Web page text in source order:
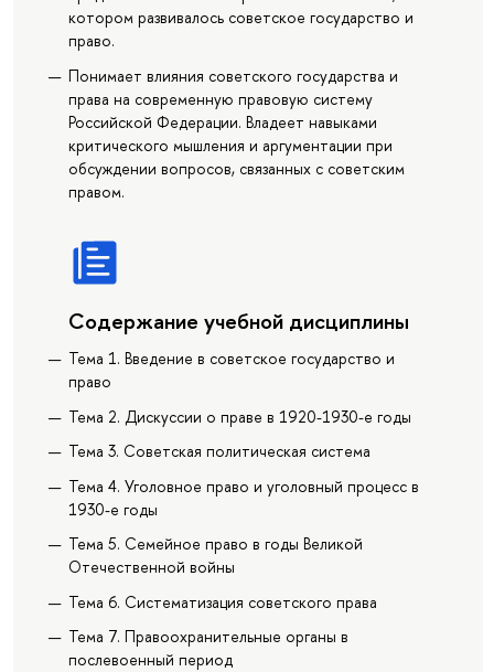
котором развивалось советское государство и
право.
Понимает влияния советского государства и
права на современную правовую систему
Российской Федерации. Владеет навыками
критического мышления и аргументации при
обсуждении вопросов, связанных с советским
правом.
Содержание учебной дисциплины
Тема 1. Введение в советское государство и
право
Тема 2. Дискуссии о праве в 1920-1930-е годы
Тема 3. Советская политическая система
Тема 4. Уголовное право и уголовный процесс в
1930-е годы
Тема 5. Семейное право в годы Великой
Отечественной войны
Тема 6. Систематизация советского права
Тема 7. Правоохранительные органы в
послевоенный период